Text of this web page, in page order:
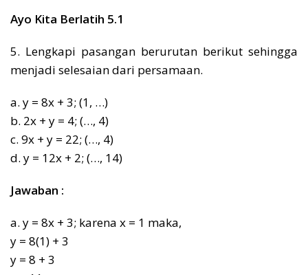
Ayo Kita Berlatih 5.1
5. Lengkapi pasangan berurutan berikut sehingga
menjadi selesaian dari persamaan.
a. y = 8x + 3; (1, …)
b. 2x + y = 4; (…, 4)
c. 9x + y = 22; (…, 4)
d. y = 12x + 2; (…, 14)
Jawaban :
a. y = 8x + 3; karena x = 1 maka,
y = 8(1) + 3
y = 8 + 3